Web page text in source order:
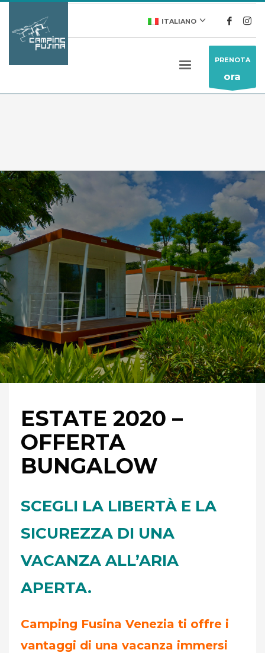
ITALIANO
PRENOTA
ora
ESTATE 2020 –
OFFERTA
BUNGALOW
SCEGLI LA LIBERTÀ E LA
SICUREZZA DI UNA
VACANZA ALL’ARIA
APERTA.
Camping Fusina Venezia ti offre i
vantaggi di una vacanza immersi